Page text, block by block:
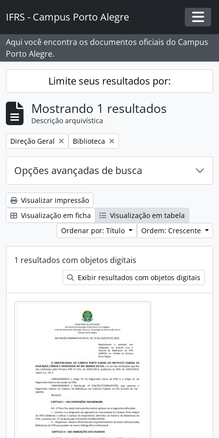
IFRS - Campus Porto Alegre
Aqui você encontra os documentos oficiais do Campus
Porto Alegre.
Limite seus resultados por:
Mostrando 1 resultados
Descrição arquivística
Remover filtro:
Direção Geral Remover filtro:
Biblioteca
Opções avançadas de busca
Visualizar impressão
Visualização em ficha
Visualização em tabela
Ordenar por: Título
Ordem: Crescente
1 resultados com objetos digitais
Exibir resultados com objetos digitais